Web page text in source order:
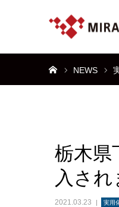
NEWS
栃木県
入され
2021.03.23 実用